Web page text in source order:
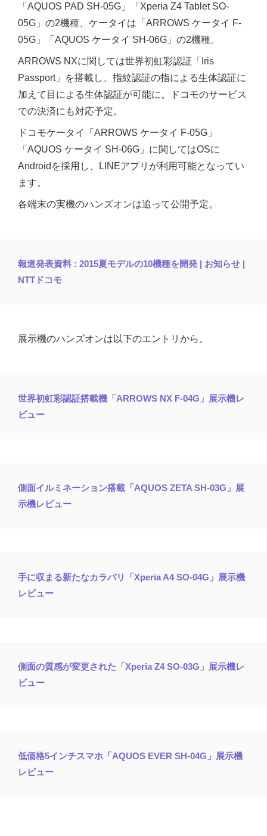
「AQUOS PAD SH-05G」「Xperia Z4 Tablet SO-
05G」の2機種、ケータイは「ARROWS ケータイ F-
05G」「AQUOS ケータイ SH-06G」の2機種。
ARROWS NXに関しては世界初虹彩認証「Iris
Passport」を搭載し、指紋認証の指による生体認証に
加えて目による生体認証が可能に。ドコモのサービス
での決済にも対応予定。
ドコモケータイ「ARROWS ケータイ F-05G」
「AQUOS ケータイ SH-06G」に関してはOSに
Androidを採用し、LINEアプリが利用可能となってい
ます。
各端末の実機のハンズオンは追って公開予定。
報道発表資料 : 2015夏モデルの10機種を開発 | お知らせ |
NTTドコモ
展示機のハンズオンは以下のエントリから。
世界初虹彩認証搭載機「ARROWS NX F-04G」展示機レ
ビュー
側面イルミネーション搭載「AQUOS ZETA SH-03G」展
示機レビュー
手に収まる新たなカラバリ「Xperia A4 SO-04G」展示機
レビュー
側面の質感が変更された「Xperia Z4 SO-03G」展示機レ
ビュー
低価格5インチスマホ「AQUOS EVER SH-04G」展示機
レビュー